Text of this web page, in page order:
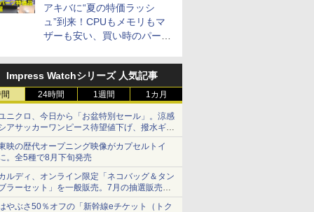
アキバに“夏の特価ラッシ
ュ”到来！CPUもメモリもマ
ザーも安い、買い時のパーツ
Impress Watchシリーズ 人気記事
24時間 1週間 1カ月
ニクロ、今日から「お盆特別セール」。涼感
アサッカーワンピース待望値下げ、撥水ギア
ョーツは1990円に
映の歴代オープニング映像がカプセルトイ
。全5種で8月下旬発売
ルディ、オンライン限定「ネコバッグ＆タン
ラーセット」を一般販売。7月の抽選販売の
選無効分
やぶさ50％オフの「新幹線eチケット（トク